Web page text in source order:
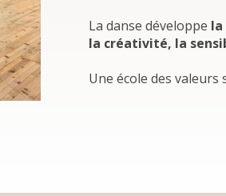
La danse développe la
la créativité, la
Une école des valeurs